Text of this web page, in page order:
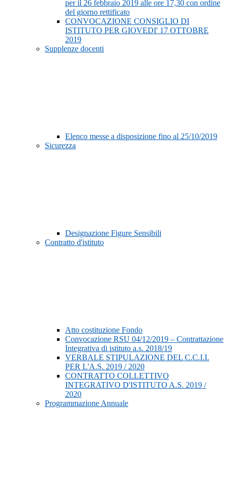
per il 26 febbraio 2019 alle ore 17,30 con ordine
del giorno rettificato
CONVOCAZIONE CONSIGLIO DI
ISTITUTO PER GIOVEDI' 17 OTTOBRE
2019
Supplenze docenti
Elenco messe a disposizione fino al 25/10/2019
Sicurezza
Designazione Figure Sensibili
Contratto d'istituto
Atto costituzione Fondo
Convocazione RSU 04/12/2019 – Contrattazione
Integrativa di istituto a.s. 2018/19
VERBALE STIPULAZIONE DEL C.C.I.I.
PER L'A.S. 2019 / 2020
CONTRATTO COLLETTIVO
INTEGRATIVO D'ISTITUTO A.S. 2019 /
2020
Programmazione Annuale